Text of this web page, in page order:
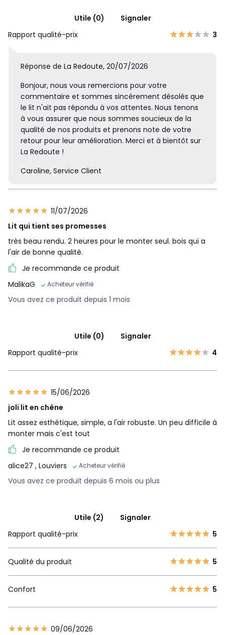
Utile (0)
Signaler
Rapport qualité-prix
3
Réponse de La Redoute, 20/07/2026
Bonjour, nous vous remercions pour votre
commentaire et sommes sincèrement désolés que
le lit n'ait pas répondu à vos attentes. Nous tenons
à vous assurer que nous sommes soucieux de la
qualité de nos produits et prenons note de votre
retour pour leur amélioration. Merci et à bientôt sur
La Redoute !
Caroline, Service Client
11/07/2026
Lit qui tient ses promesses
très beau rendu. 2 heures pour le monter seul. bois qui a
l'air de bonne qualité.
Je recommande ce produit
MalikaG
Acheteur vérifié
Vous avez ce produit depuis 1 mois
Utile (0)
Signaler
Rapport qualité-prix
4
15/06/2026
joli lit en chêne
Lit assez esthétique, simple, a l'air robuste. Un peu difficile à
monter mais c'est tout
Je recommande ce produit
alice27 , Louviers Acheteur vérifié
Vous avez ce produit depuis 6 mois ou plus
Utile (2)
Signaler
Rapport qualité-prix
5
Qualité du produit 5
Confort 5
09/06/2026